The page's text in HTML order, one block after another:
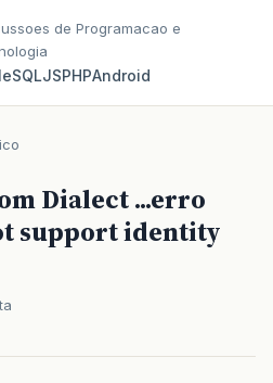
de Programacao e
SQLJSPHPAndroid
Dialect ...erro
support identity